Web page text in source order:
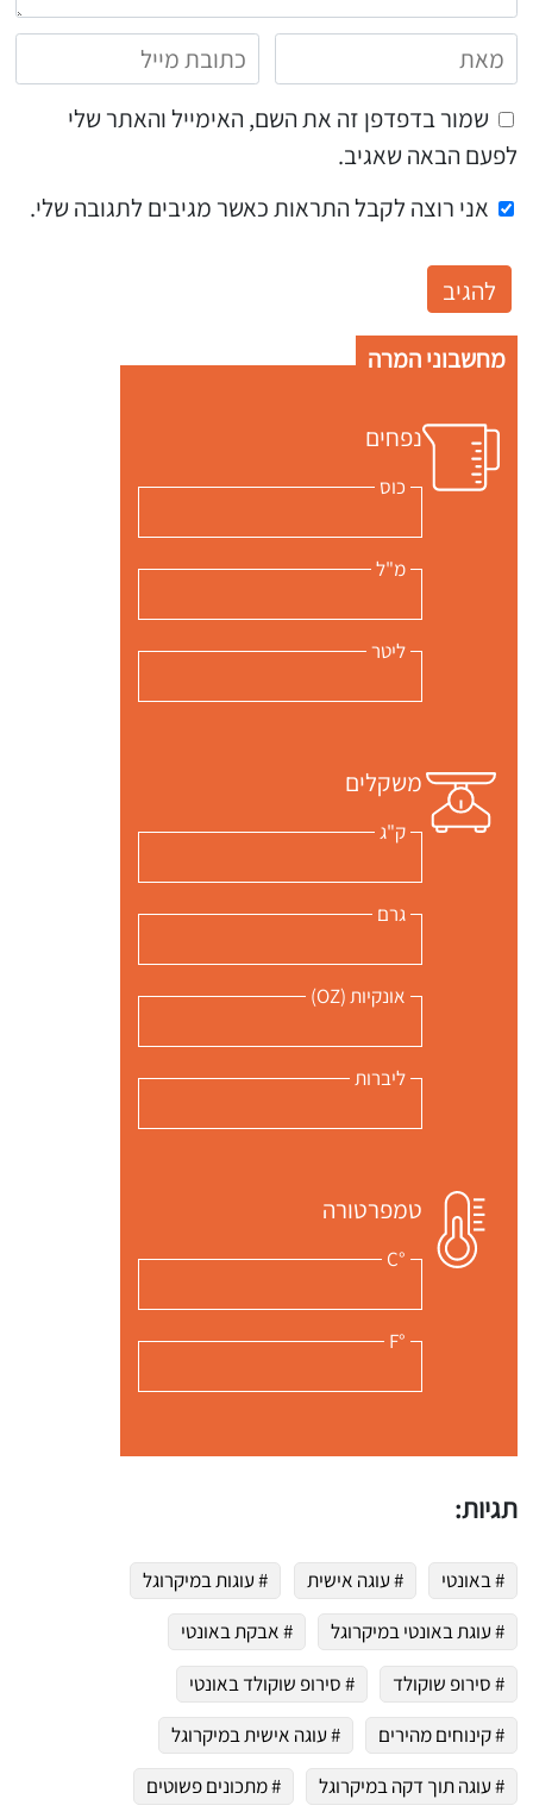
שלי "פודיק" כמנויים עוד היום!
כמנויים ותלחצו על הפעמון תקבלו התראה לטלפון הנייד ברגע שעולה מתכון חדש לערוץ,
שמור בדפדפן זה את השם, האימייל והאתר שלי
לפעם הבאה שאגיב.
אני רוצה לקבל התראות כאשר מגיבים לתגובה שלי.
מחשבוני המרה
נפחים
כוס
מ"ל
ליטר
משקלים
ק"ג
גרם
אונקיות (OZ)
ליברות
טמפרטורה
°C
°F
תגיות:
# באונטי # עוגה אישית
# עוגות במיקרוגל
# עוגת באונטי במיקרוגל
# אבקת באונטי
# סירופ שוקולד
# סירופ שוקולד באונטי
# קינוחים מהירים
# עוגה אישית במיקרוגל
# עוגה תוך דקה במיקרוגל
# מתכונים פשוטים